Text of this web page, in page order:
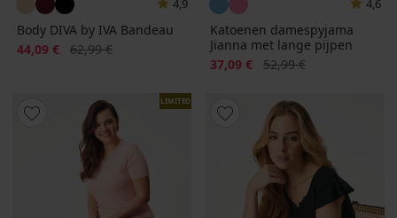
4,9
Body DIVA by IVA Bandeau
Korting
44,09 € Oorspronkelijke prijs
62,99 €
4,6
Katoenen damespyjama
Jianna met lange pijpen
Korting
37,09 € Oorspronkelijke prijs
52,99 €
LIMITED